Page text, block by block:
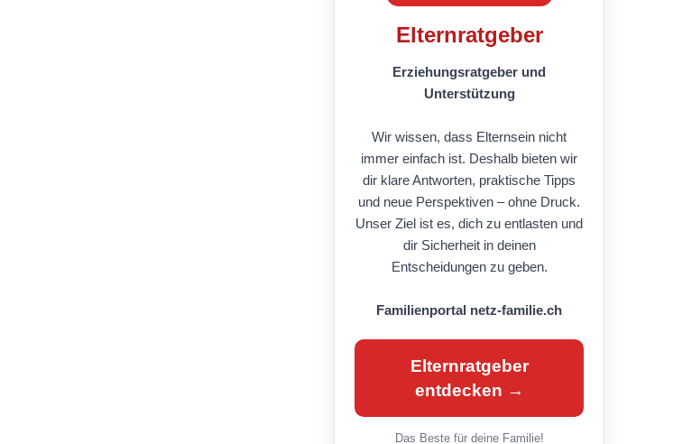
Elternratgeber
Erziehungsratgeber und
Unterstützung
Wir wissen, dass Elternsein nicht
immer einfach ist. Deshalb bieten wir
dir klare Antworten, praktische Tipps
und neue Perspektiven – ohne Druck.
Unser Ziel ist es, dich zu entlasten und
dir Sicherheit in deinen
Entscheidungen zu geben.
Familienportal netz-familie.ch
Elternratgeber
entdecken →
Das Beste für deine Familie!